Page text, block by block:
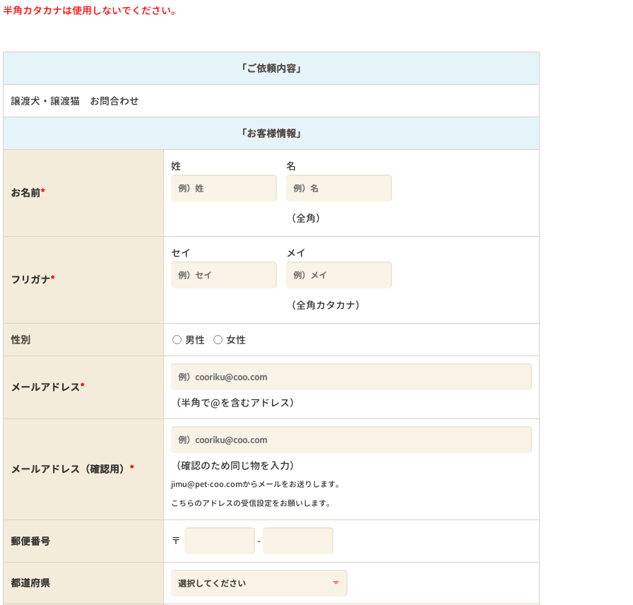
半角カタカナは使用しないでください。
「ご依頼内容」
譲渡犬・譲渡猫 お問合わせ
「お客様情報」
お名前*
姓 名
（全角）
フリガナ*
セイ メイ
（全角カタカナ）
性別 男性 女性
メールアドレス*
（半角で@を含むアドレス）
メールアドレス（確認用） * （確認のため同じ物を入力）
jimu@pet-coo.comからメールをお送りします。
こちらのアドレスの受信設定をお願いします。
郵便番号 〒 -
都道府県